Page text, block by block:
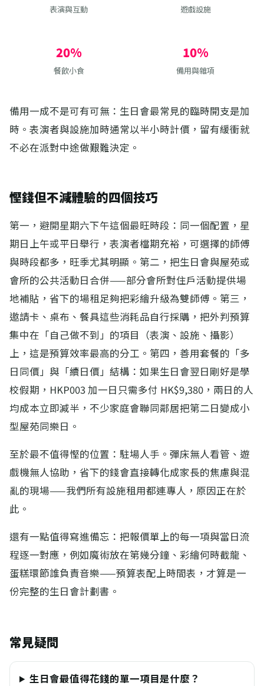
表演與互動 遊戲設施
20%
餐飲小食
10%
備用與雜項
備用一成不是可有可無：生日會最常見的臨時開支是加
時。表演者與設施加時通常以半小時計價，留有緩衝就
不必在派對中途做艱難決定。
慳錢但不減體驗的四個技巧
第一，避開星期六下午這個最旺時段：同一個配置，星
期日上午或平日舉行，表演者檔期充裕，可選擇的師傅
與時段都多，旺季尤其明顯。第二，把生日會與屋苑或
會所的公共活動日合併——部分會所對住戶活動提供場
地補貼，省下的場租足夠把彩繪升級為雙師傅。第三，
邀請卡、桌布、餐具這些消耗品自行採購，把外判預算
集中在「自己做不到」的項目（表演、設施、攝影）
上，這是預算效率最高的分工。第四，善用套餐的「多
日同價」與「續日價」結構：如果生日會翌日剛好是學
校假期，HKP003 加一日只需多付 HK$9,380，兩日的人
均成本立即減半，不少家庭會聯同鄰居把第二日變成小
型屋苑同樂日。
至於最不值得慳的位置：駐場人手。彈床無人看管、遊
戲機無人協助，省下的錢會直接轉化成家長的焦慮與混
亂的現場——我們所有設施租用都連專人，原因正在於
此。
還有一點值得寫進備忘：把報價單上的每一項與當日流
程逐一對應，例如魔術放在第幾分鐘、彩繪何時截龍、
蛋糕環節誰負責音樂——預算表配上時間表，才算是一
份完整的生日會計劃書。
常見疑問
生日會最值得花錢的單一項目是什麼？